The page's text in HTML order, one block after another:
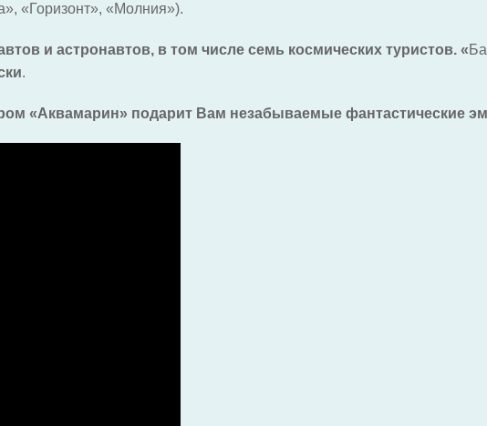
«Горизонт», «Молния»).
и астронавтов, в том числе семь космических туристов. «
.
«Аквамарин» подарит Вам незабываемые фантастические